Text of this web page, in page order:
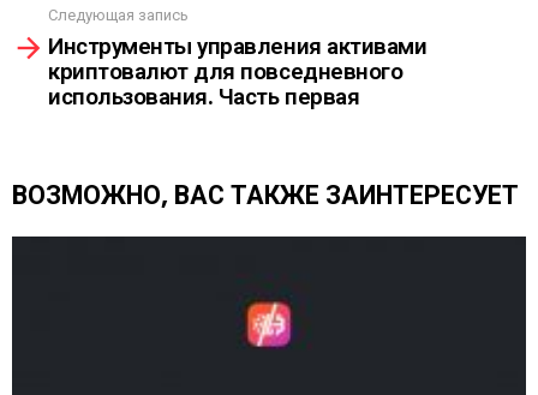
т
Следующая запись
Инструменты управления активами
криптовалют для повседневного
использования. Часть первая
ВОЗМОЖНО, ВАС ТАКЖЕ ЗАИНТЕРЕСУЕТ